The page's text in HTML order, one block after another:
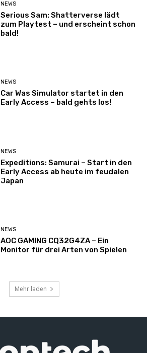
NEWS
Serious Sam: Shatterverse lädt
zum Playtest – und erscheint schon
bald!
NEWS
Car Was Simulator startet in den
Early Access – bald gehts los!
NEWS
Expeditions: Samurai – Start in den
Early Access ab heute im feudalen
Japan
NEWS
AOC GAMING CQ32G4ZA – Ein
Monitor für drei Arten von Spielen
Mehr laden